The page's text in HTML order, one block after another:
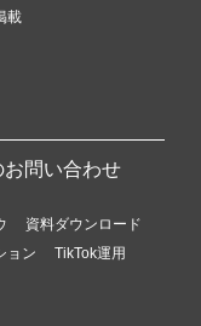
載
お問い合わせ
資料ダウンロード
ョン
TikTok運用